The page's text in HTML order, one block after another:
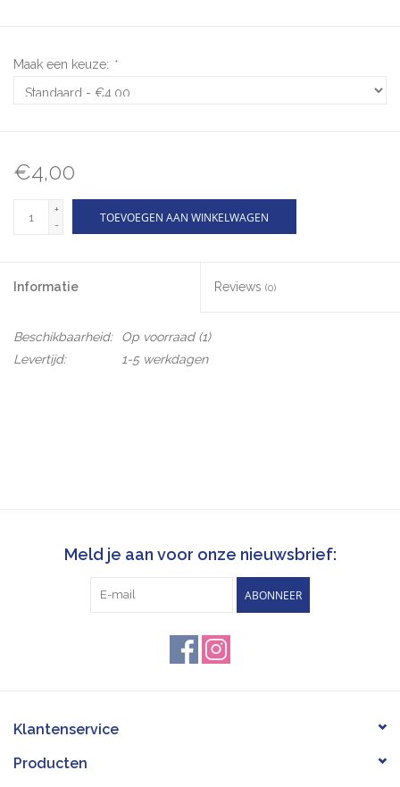
Maak een keuze: *
€4,00
+
-
TOEVOEGEN AAN WINKELWAGEN
Informatie Reviews (0)
Beschikbaarheid: Op voorraad(1)
Levertijd:
1-5 werkdagen
Meld je aan voor onze nieuwsbrief:
ABONNEER
Klantenservice
Producten